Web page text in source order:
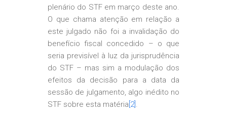
plenário do STF em março deste ano.
O que chama atenção em relação a
este julgado não foi a invalidação do
benefício fiscal concedido – o que
seria previsível à luz da jurisprudência
do STF – mas sim a modulação dos
efeitos da decisão para a data da
sessão de julgamento, algo inédito no
STF sobre esta matéria [2].